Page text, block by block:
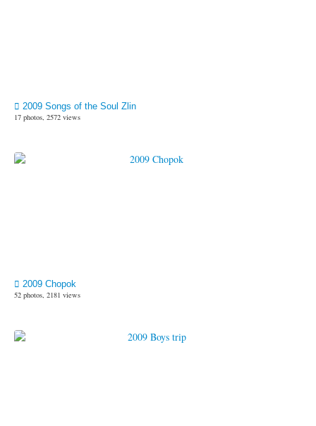
2009 Songs of the Soul Zlin
17 photos, 2572 views
2009 Chopok
52 photos, 2181 views